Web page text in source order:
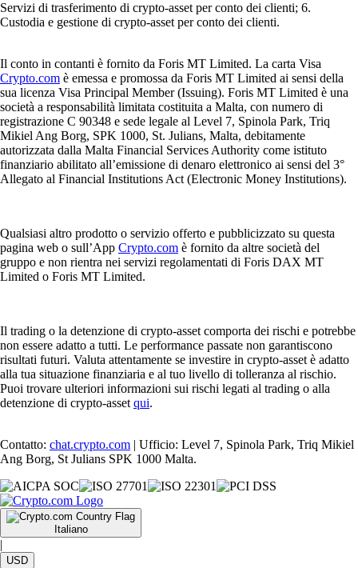
Servizi di trasferimento di crypto-asset per conto dei clienti; 6.
Custodia e gestione di crypto-asset per conto dei clienti.
Il conto in contanti è fornito da Foris MT Limited. La carta Visa
Crypto.com è emessa e promossa da Foris MT Limited ai sensi della
sua licenza Visa Principal Member (Issuing). Foris MT Limited è una
società a responsabilità limitata costituita a Malta, con numero di
registrazione C 90348 e sede legale al Level 7, Spinola Park, Triq
Mikiel Ang Borg, SPK 1000, St. Julians, Malta, debitamente
autorizzata dalla Malta Financial Services Authority come istituto
finanziario abilitato all’emissione di denaro elettronico ai sensi del 3°
Allegato al Financial Institutions Act (Electronic Money Institutions).
Qualsiasi altro prodotto o servizio offerto e pubblicizzato su questa
pagina web o sull’App Crypto.com è fornito da altre società del
gruppo e non rientra nei servizi regolamentati di Foris DAX MT
Limited o Foris MT Limited.
Il trading o la detenzione di crypto-asset comporta dei rischi e potrebbe
non essere adatto a tutti. Le performance passate non garantiscono
risultati futuri. Valuta attentamente se investire in crypto-asset è adatto
alla tua situazione finanziaria e al tuo livello di tolleranza al rischio.
Puoi trovare ulteriori informazioni sui rischi legati al trading o alla
detenzione di crypto-asset qui.
Contatto: chat.crypto.com | Ufficio: Level 7, Spinola Park, Triq Mikiel
Ang Borg, St Julians SPK 1000 Malta.
Italiano
|
USD